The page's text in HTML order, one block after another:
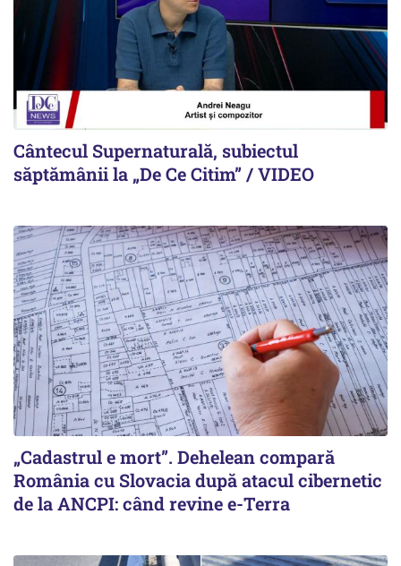
Cântecul Supernaturală, subiectul
săptămânii la „De Ce Citim” / VIDEO
„Cadastrul e mort”. Dehelean compară
România cu Slovacia după atacul cibernetic
de la ANCPI: când revine e-Terra